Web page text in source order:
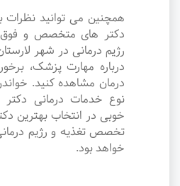
همچنین می توانید نظرات
دکتر های متخصص و
رژیم درمانی در شهر
درباره مهارت پزشک،
درمان مشاهده کنید.
نوع خدمات درمانی
خوبی در انتخاب بهترین
تخصص تغذیه و رژیم
خواهد بود.